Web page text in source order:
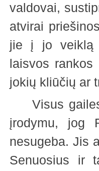
valdovai,
atvirai
jie į jo veiklą
laisvos
jokių kliūčių
Visus
įrodymu, jog
nesugeba. Jis
Senuosius ir